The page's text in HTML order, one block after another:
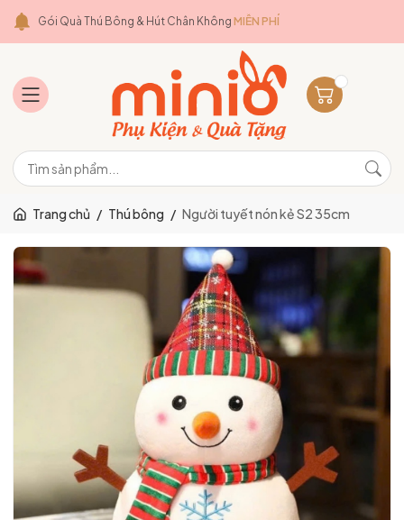
Gói Quà Thú Bông & Hút Chân Không MIỄN PHÍ
Trang chủ / Thú bông / Người tuyết nón kẻ S2 35cm